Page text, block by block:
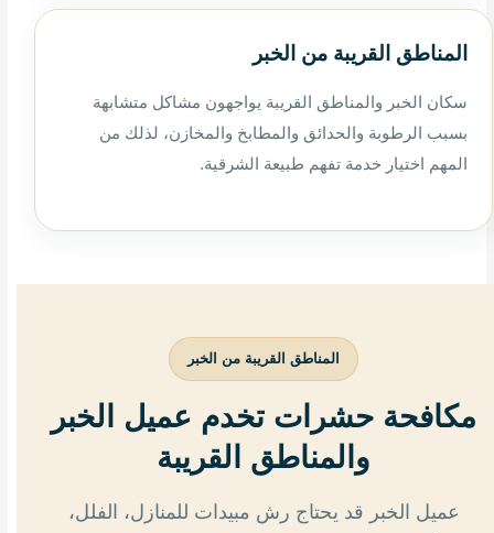
المناطق القريبة من الخبر
سكان الخبر والمناطق القريبة يواجهون مشاكل متشابهة
بسبب الرطوبة والحدائق والمطابخ والمخازن، لذلك من
المهم اختيار خدمة تفهم طبيعة الشرقية.
المناطق القريبة من الخبر
مكافحة حشرات تخدم عميل الخبر
والمناطق القريبة
عميل الخبر قد يحتاج رش مبيدات للمنازل، الفلل،